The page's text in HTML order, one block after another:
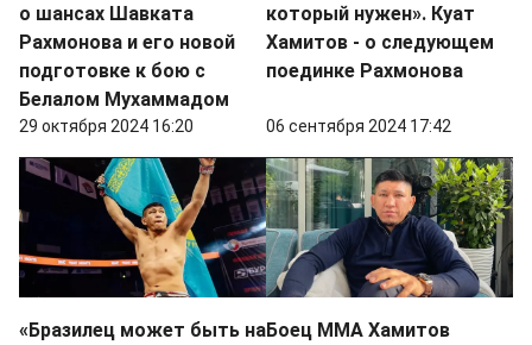
о шансах Шавката
Рахмонова и его новой
подготовке к бою с
Белалом Мухаммадом
29 октября 2024 16:20
который нужен». Куат
Хамитов - о следующем
поединке Рахмонова
06 сентября 2024 17:42
«Бразилец может быть наБоец ММА Хамитов